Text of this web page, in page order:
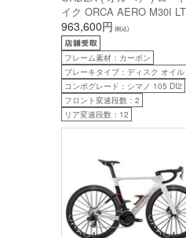
イク ORCA AERO M30I
オルカ エアロ M30I LTD )
イトレインボー / サンセッ
グロス ) 47 ( 身長目安
後 )
963,600円 (税込)
フレーム素材：カーボン
ブレーキタイプ：ディスク オイル
コンポグレード：シマノ 105 DI2
フロント変速段数：2
リア変速段数：12